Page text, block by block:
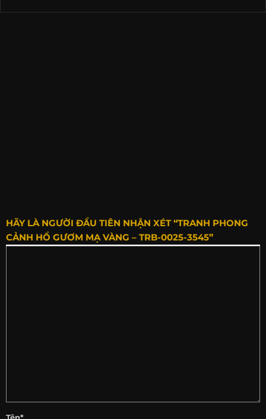
HÃY LÀ NGƯỜI ĐẦU TIÊN NHẬN XÉT “TRANH PHONG
CẢNH HỒ GƯƠM MẠ VÀNG – TRB-0025-3545”